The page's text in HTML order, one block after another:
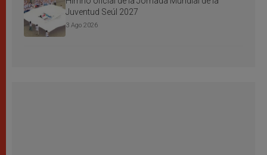
Juventud Seúl 2027
3 Ago 2026